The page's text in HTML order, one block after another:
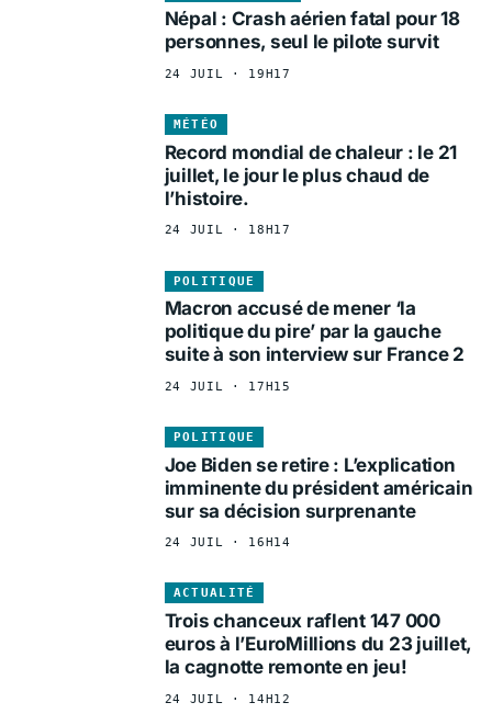
Népal : Crash aérien fatal pour 18
personnes, seul le pilote survit
24 JUIL · 19H17
MÉTÉO
Record mondial de chaleur : le 21
juillet, le jour le plus chaud de
l’histoire.
24 JUIL · 18H17
POLITIQUE
Macron accusé de mener ‘la
politique du pire’ par la gauche
suite à son interview sur France 2
24 JUIL · 17H15
POLITIQUE
Joe Biden se retire : L’explication
imminente du président américain
sur sa décision surprenante
24 JUIL · 16H14
ACTUALITÉ
Trois chanceux raflent 147 000
euros à l’EuroMillions du 23 juillet,
la cagnotte remonte en jeu!
24 JUIL · 14H12